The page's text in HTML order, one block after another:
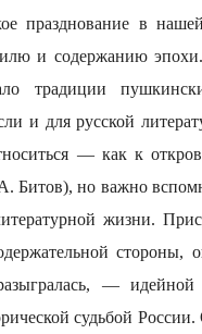
празднование в
и содержанию
традиции
и для русской
— как к
Битов), но важно
жизни.
—
судьбой